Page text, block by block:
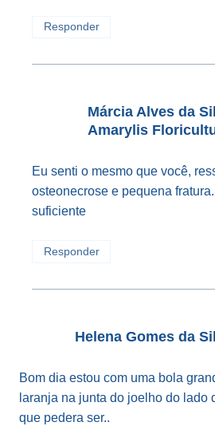
Responder
Márcia Alves da
Amarylis
Eu senti o mesmo que você,
osteonecrose e pequena
suficiente
Responder
Helena Gomes da
Bom dia estou com uma bola
laranja na junta do joelho do lado
que pedera ser..